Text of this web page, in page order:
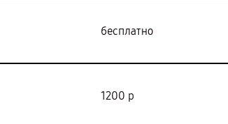
бесплатно
1200 р